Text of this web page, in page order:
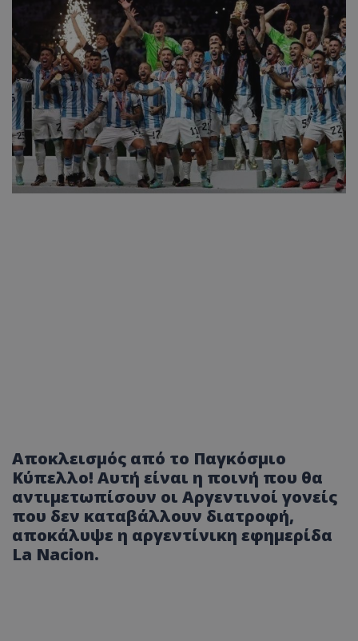
Αποκλεισμός από το Παγκόσμιο
Κύπελλο! Αυτή είναι η ποινή που θα
αντιμετωπίσουν οι Αργεντινοί γονείς
που δεν καταβάλλουν διατροφή,
αποκάλυψε η αργεντίνικη εφημερίδα
La Nacion.